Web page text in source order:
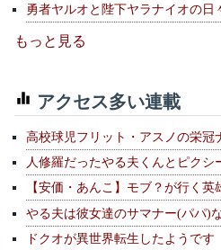
勇者ヤルオと陛下ヤラナイオの日
もっと見る
アクセス多い連載
高校球児フリット・アスノの栄冠
人修羅だったやる夫くんとピクシ
【安価・あんこ】モブ？が行く
やる夫は彼女達のサマナー(パパ)
ドクオが異世界転生したようです